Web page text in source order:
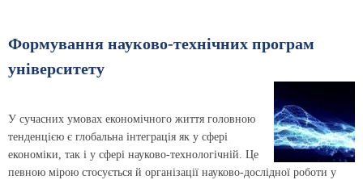
Формування науково-технічних програм
університету
У сучасних умовах економічного життя головною
тенденцією є глобальна інтеграція як у сфері
економіки, так і у сфері науково-технологічній. Це
певною мірою стосується й організації науково-дослідної роботи у